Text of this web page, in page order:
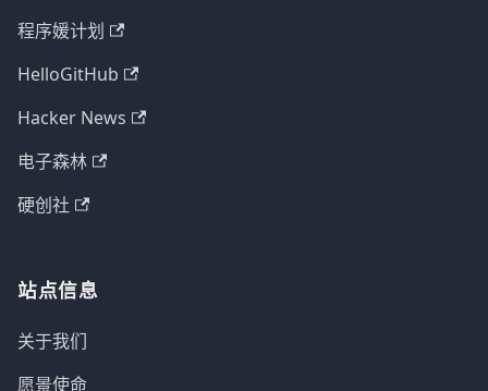
程序媛计划
HelloGitHub
Hacker News
电子森林
硬创社
站点信息
关于我们
愿景使命